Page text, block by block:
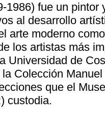
1986) fue un pintor
al desarrollo
arte moderno
los artistas más
Universidad de
Colección
que el
custodia.